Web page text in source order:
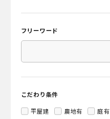
フリーワード
こだわり条件
平屋建
農地有 庭有